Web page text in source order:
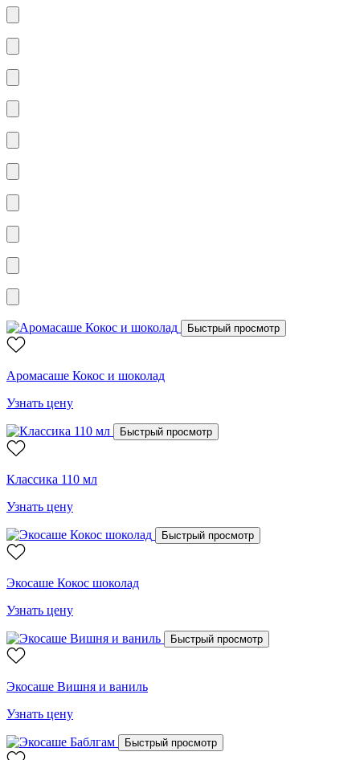
Быстрый просмотр
Аромасаше Кокос и шоколад
Узнать цену
Быстрый просмотр
Классика 110 мл
Узнать цену
Быстрый просмотр
Экосаше Кокос шоколад
Узнать цену
Быстрый просмотр
Экосаше Вишня и ваниль
Узнать цену
Быстрый просмотр